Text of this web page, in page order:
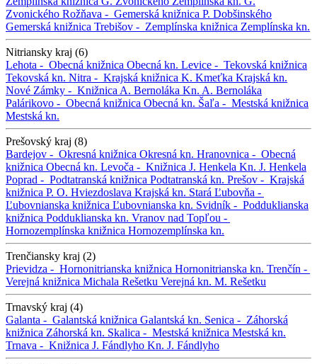
Zvonického Rožňava - Gemerská knižnica P. Dobšinského
Gemerská knižnica Trebišov - Zemplínska knižnica Zemplínska kn.
Nitriansky kraj (6)
Lehota - Obecná knižnica Obecná kn. Levice - Tekovská knižnica
Tekovská kn. Nitra - Krajská knižnica K. Kmeťka Krajská kn.
Nové Zámky - Knižnica A. Bernoláka Kn. A. Bernoláka
Palárikovo - Obecná knižnica Obecná kn. Šaľa - Mestská knižnica
Mestská kn.
Prešovský kraj (8)
Bardejov - Okresná knižnica Okresná kn. Hranovnica - Obecná
knižnica Obecná kn. Levoča - Knižnica J. Henkela Kn. J. Henkela
Poprad - Podtatranská knižnica Podtatranská kn. Prešov - Krajská
knižnica P. O. Hviezdoslava Krajská kn. Stará Ľubovňa -
Ľubovnianska knižnica Ľubovnianska kn. Svidník - Podduklianska
knižnica Podduklianska kn. Vranov nad Topľou -
Hornozemplínska knižnica Hornozemplínska kn.
Trenčiansky kraj (2)
Prievidza - Hornonitrianska knižnica Hornonitrianska kn. Trenčín -
Verejná knižnica Michala Rešetku Verejná kn. M. Rešetku
Trnavský kraj (4)
Galanta - Galantská knižnica Galantská kn. Senica - Záhorská
knižnica Záhorská kn. Skalica - Mestská knižnica Mestská kn.
Trnava - Knižnica J. Fándlyho Kn. J. Fándlyho